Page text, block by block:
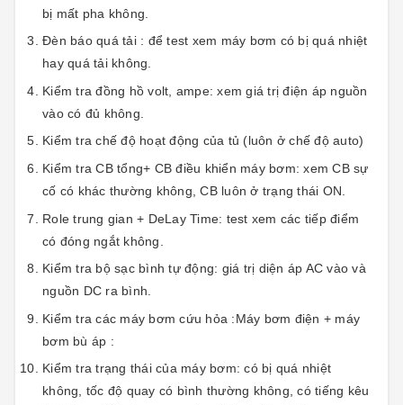
bị mất pha không.
Đèn báo quá tải : để test xem máy bơm có bị quá nhiệt
hay quá tải không.
Kiểm tra đồng hồ volt, ampe: xem giá trị điện áp nguồn
vào có đủ không.
Kiểm tra chế độ hoạt động của tủ (luôn ở chế độ auto)
Kiểm tra CB tổng+ CB điều khiển máy bơm: xem CB sự
cố có khác thường không, CB luôn ở trạng thái ON.
Role trung gian + DeLay Time: test xem các tiếp điểm
có đóng ngắt không.
Kiểm tra bộ sạc bình tự động: giá trị diện áp AC vào và
nguồn DC ra bình.
Kiểm tra các máy bơm cứu hỏa :Máy bơm điện + máy
bơm bù áp :
Kiểm tra trạng thái của máy bơm: có bị quá nhiệt
không, tốc độ quay có bình thường không, có tiếng kêu